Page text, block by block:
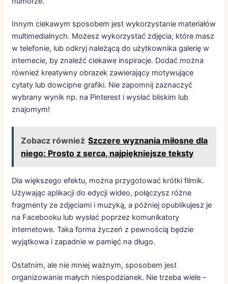
Innym ciekawym sposobem jest wykorzystanie materiałów
multimedialnych. Możesz wykorzystać zdjęcia, które masz
w telefonie, lub odkryj należącą do użytkownika galerię w
internecie, by znaleźć ciekawe inspiracje. Dodać można
również kreatywny obrazek zawierający motywujące
cytaty lub dowcipne grafiki. Nie zapomnij zaznaczyć
wybrany wynik np. na Pinterest i wysłać bliskim lub
znajomym!
Zobacz również Szczere wyznania miłosne dla
niego: Prosto z serca, najpiękniejsze teksty
Dla większego efektu, można przygotować krótki filmik.
Używając aplikacji do edycji wideo, połączysz różne
fragmenty ze zdjęciami i muzyką, a później opublikujesz je
na Facebooku lub wysłać poprzez komunikatory
internetowe. Taka forma życzeń z pewnością będzie
wyjątkowa i zapadnie w pamięć na długo.
Ostatnim, ale nie mniej ważnym, sposobem jest
organizowanie małych niespodzianek. Nie trzeba wiele –